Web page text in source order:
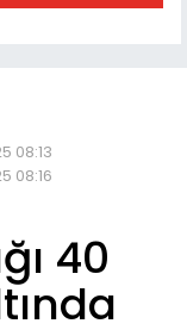
08:13
08:16
40